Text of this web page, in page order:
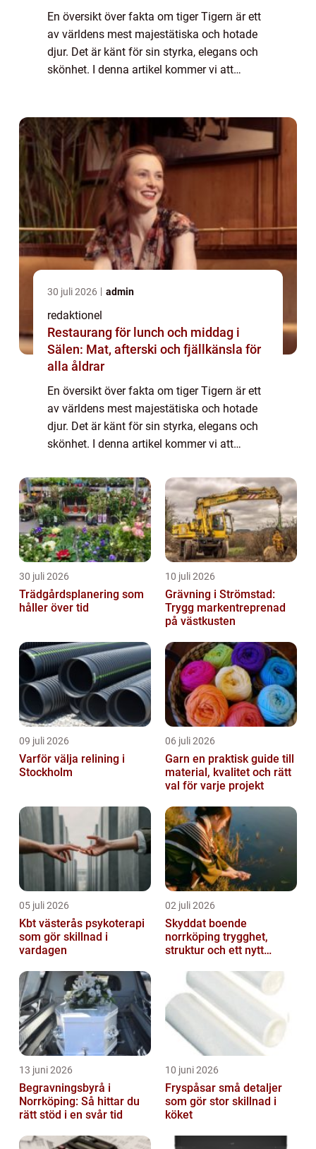
En översikt över fakta om tiger Tigern är ett
av världens mest majestätiska och hotade
djur. Det är känt för sin styrka, elegans och
skönhet. I denna artikel kommer vi att
30 juli 2026 admin
redaktionel
Restaurang för lunch och middag i
Sälen: Mat, afterski och fjällkänsla för
alla åldrar
En översikt över fakta om tiger Tigern är ett
av världens mest majestätiska och hotade
djur. Det är känt för sin styrka, elegans och
skönhet. I denna artikel kommer vi att
olika typerna av tigrar som finns,...
30 juli 2026
Trädgårdsplanering som
håller över tid
10 juli 2026
Grävning i Strömstad:
Trygg markentreprenad
på västkusten
09 juli 2026
Varför välja relining i
Stockholm
06 juli 2026
Garn en praktisk guide till
material, kvalitet och rätt
val för varje projekt
05 juli 2026
Kbt västerås psykoterapi
som gör skillnad i
vardagen
02 juli 2026
Skyddat boende
norrköping trygghet,
struktur och ett nytt
13 juni 2026
Begravningsbyrå i
Norrköping: Så hittar du
rätt stöd i en svår tid
10 juni 2026
Fryspåsar små detaljer
som gör stor skillnad i
köket